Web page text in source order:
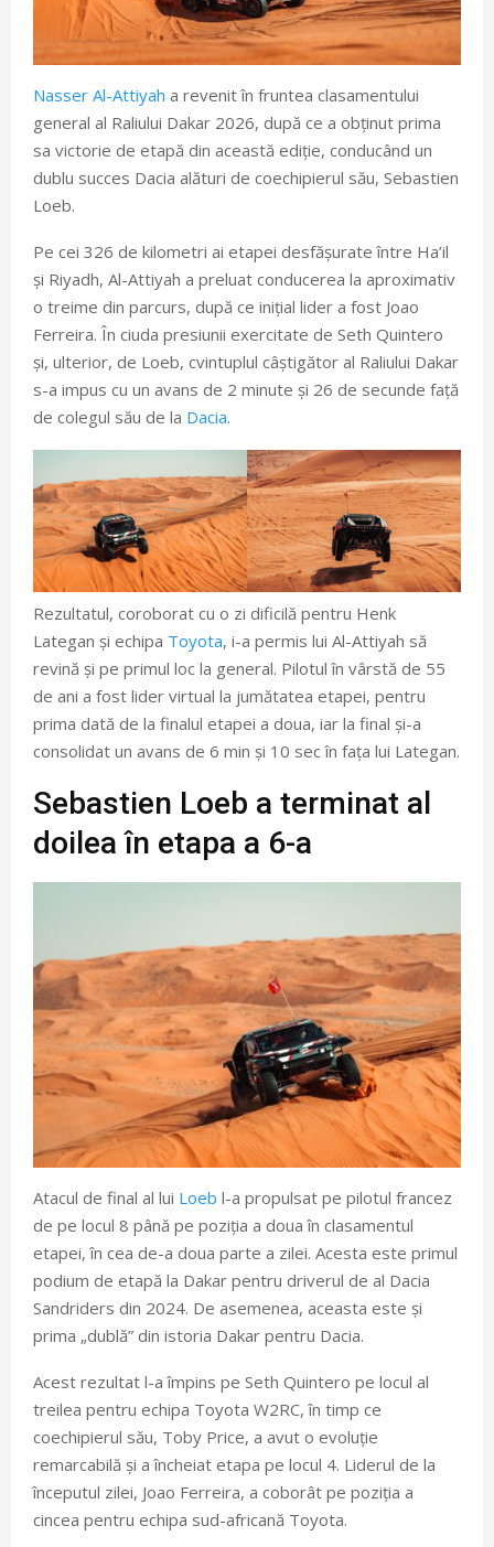
Nasser Al-Attiyah a revenit în fruntea clasamentului
general al Raliului Dakar 2026, după ce a obținut prima
sa victorie de etapă din această ediție, conducând un
dublu succes Dacia alături de coechipierul său, Sebastien
Loeb.
Pe cei 326 de kilometri ai etapei desfășurate între Ha’il
și Riyadh, Al-Attiyah a preluat conducerea la aproximativ
o treime din parcurs, după ce inițial lider a fost Joao
Ferreira. În ciuda presiunii exercitate de Seth Quintero
și, ulterior, de Loeb, cvintuplul câștigător al Raliului Dakar
s-a impus cu un avans de 2 minute și 26 de secunde față
de colegul său de la Dacia.
Rezultatul, coroborat cu o zi dificilă pentru Henk
Lategan și echipa Toyota, i-a permis lui Al-Attiyah să
revină și pe primul loc la general. Pilotul în vârstă de 55
de ani a fost lider virtual la jumătatea etapei, pentru
prima dată de la finalul etapei a doua, iar la final și-a
consolidat un avans de 6 min și 10 sec în fața lui Lategan.
Sebastien Loeb a terminat al
doilea în etapa a 6-a
Atacul de final al lui Loeb l-a propulsat pe pilotul francez
de pe locul 8 până pe poziția a doua în clasamentul
etapei, în cea de-a doua parte a zilei. Acesta este primul
podium de etapă la Dakar pentru driverul de al Dacia
Sandriders din 2024. De asemenea, aceasta este și
prima „dublă” din istoria Dakar pentru Dacia.
Acest rezultat l-a împins pe Seth Quintero pe locul al
treilea pentru echipa Toyota W2RC, în timp ce
coechipierul său, Toby Price, a avut o evoluție
remarcabilă și a încheiat etapa pe locul 4. Liderul de la
începutul zilei, Joao Ferreira, a coborât pe poziția a
cincea pentru echipa sud-africană Toyota.